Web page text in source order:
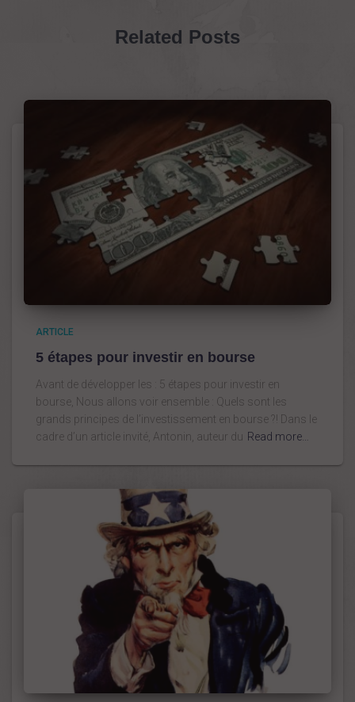
Related Posts
ARTICLE
5 étapes pour investir en bourse
Avant de développer les : 5 étapes pour investir en
bourse, Nous allons voir ensemble : Quels sont les
grands principes de l’investissement en bourse ?! Dans le
cadre d’un article invité, Antonin, auteur du Read more…